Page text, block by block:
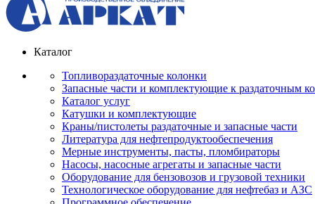
Каталог
Топливораздаточные колонки
Запасные части и комплектующие к раздаточным
Каталог услуг
Катушки и комплектующие
Краны/пистолеты раздаточные и запасные части
Литература для нефтепродуктообеспечения
Мерные инструменты, пасты, пломбираторы
Насосы, насосные агрегаты и запасные части
Оборудование для бензовозов и грузовой техники
Технологическое оборудование для нефтебаз и АЗС